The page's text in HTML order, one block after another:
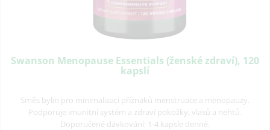
Swanson Menopause Essentials (ženské zdraví), 120
kapslí
Směs bylin pro minimalizaci příznaků menstruace a menopauzy.
Podporuje imunitní systém a zdraví pokožky, vlasů a nehtů.
Doporučené dávkování: 1-4 kapsle denně.